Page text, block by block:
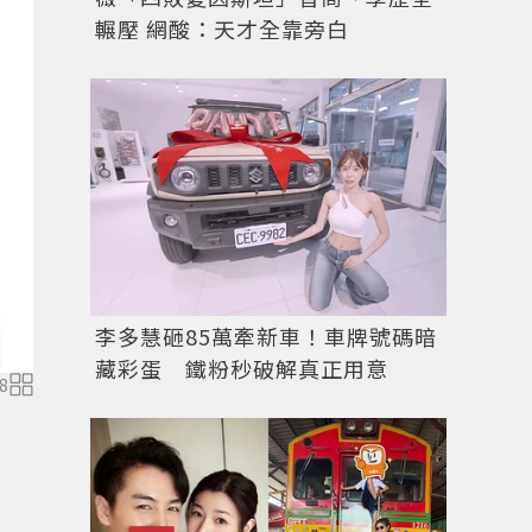
8
輾壓 網酸：天才全靠旁白
李多慧砸85萬牽新車！車牌號碼暗
藏彩蛋 鐵粉秒破解真正用意